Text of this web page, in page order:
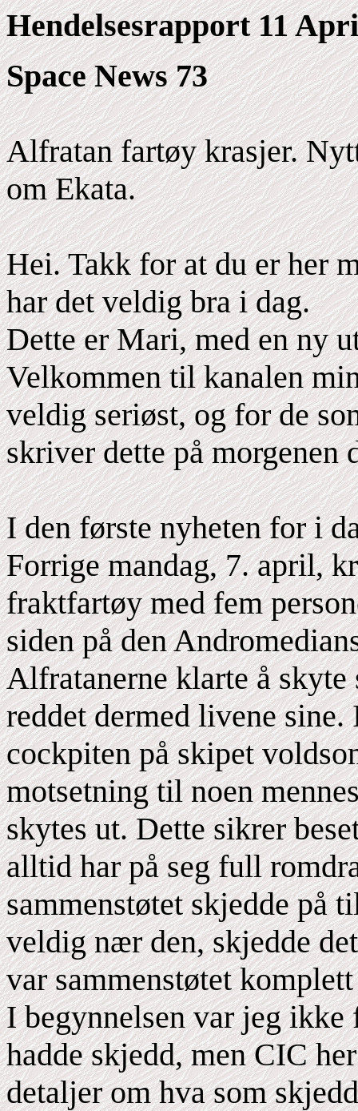
Hendelsesrapport 11
Space News 73
Alfratan fartøy krasjer.
om Ekata.
Hei. Takk for at du er her
har det veldig bra i dag.
Dette er Mari, med en ny
Velkommen til kanalen
veldig seriøst, og for de
skriver dette på morgenen
I den første nyheten for i
Forrige mandag, 7. april,
fraktfartøy med fem
siden på den
Alfratanerne klarte å skyte
reddet dermed livene
cockpiten på skipet
motsetning til noen
skytes ut. Dette sikrer
alltid har på seg full
sammenstøtet skjedde på
veldig nær den, skjedde
var sammenstøtet
I begynnelsen var jeg
hadde skjedd, men CIC
detaljer om hva som